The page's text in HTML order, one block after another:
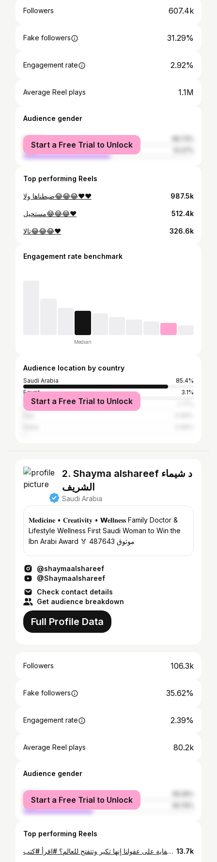
Followers 607.4k
Fake followers 31.29%
Engagement rate 2.92%
Average Reel plays 1.1M
Audience gender
female
male
Start a Free Trial to Unlock
Top performing Reels
ضبطناها ولا😂😂😂❤️❤️ 987.5k
مستحيل😂😂😂❤️ 512.4k
تالا😂😂😂❤️ 326.6k
Engagement rate benchmark
Median
Audience location by country
Saudi Arabia
85.4%
Egypt
3.1%
United Arab Emirates
Start a Free Trial to Unlock
2. Shayma alshareef د شيماء
الشريف
Saudi Arabia
𝐌𝐞𝐝𝐢𝐜𝐢𝐧𝐞 • 𝐂𝐫𝐞𝐚𝐭𝐢𝐯𝐢𝐭𝐲 • 𝗪𝐞𝐥𝐥𝐧𝐞𝐬𝐬 Family Doctor &
Lifestyle Wellness First Saudi Woman to Win the
Ibn Arabi Award 🏅 موثوق 487643
@shaymaalshareef
@Shaymaalshareef
Check contact details
Get audience breakdown
Full Profile Data
Followers 106.3k
Fake followers 35.62%
Engagement rate 2.39%
Average Reel plays 80.2k
Audience gender
female
male
Start a Free Trial to Unlock
Top performing Reels
هل بنشتغل كفاية على عقولنا إنها تكبر وتتفتح للعالم؟ #اقرأ #كتب #grow #reading 13.7k